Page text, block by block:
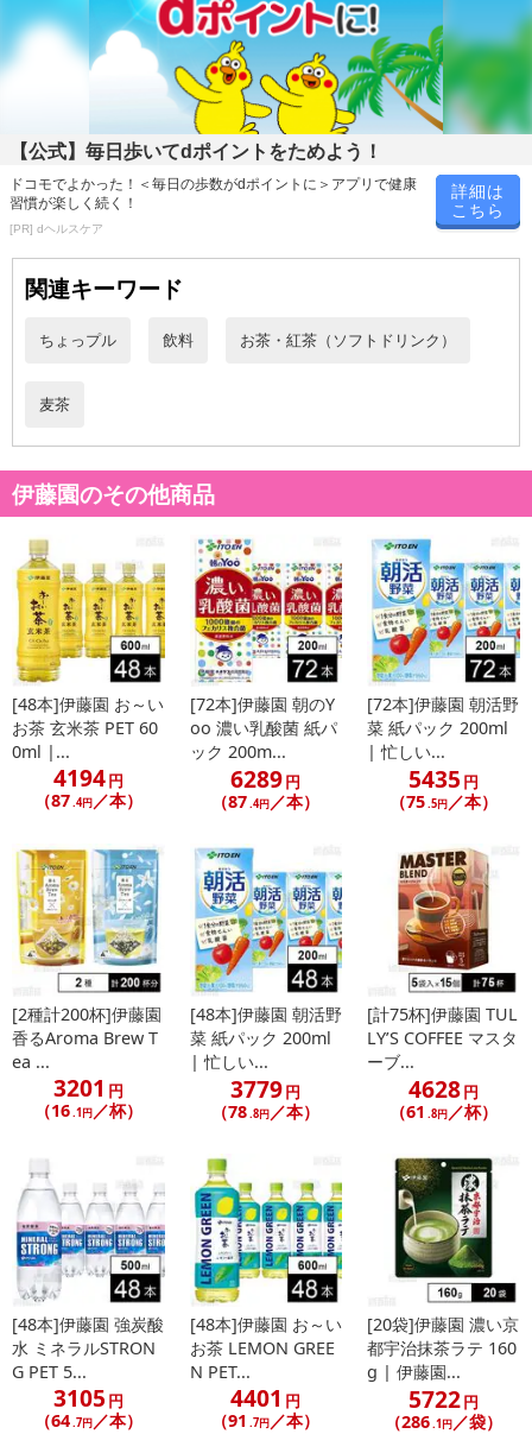
【公式】毎日歩いてdポイントをためよう！
ドコモでよかった！＜毎日の歩数がdポイントに＞アプリで健康
習慣が楽しく続く！
[PR] dヘルスケア
詳細は
こちら
関連キーワード
ちょっプル 飲料 お茶・紅茶（ソフトドリンク）
麦茶
伊藤園のその他商品
[48本]伊藤園 お～い
お茶 玄米茶 PET 60
0ml |...
4194円
（87.4円／本）
[72本]伊藤園 朝のY
oo 濃い乳酸菌 紙パ
ック 200m...
6289円
（87.4円／本）
[72本]伊藤園 朝活野
菜 紙パック 200ml
| 忙しい...
5435 円
（75.5円／本）
[2種計200杯]伊藤園
香るAroma Brew T
ea ...
3201 円
（16.1円／杯）
[48本]伊藤園 朝活野
菜 紙パック 200ml
| 忙しい...
3779円
（78.8円／本）
[計75杯]伊藤園 TUL
LY’S COFFEE マスタ
ーブ...
4628円
（61 .8円／杯）
[48本]伊藤園 強炭酸
水 ミネラルSTRON
G PET 5...
3105 円
（64 .7円／本）
[48本]伊藤園 お～い
お茶 LEMON GREE
N PET...
4401 円
（91 .7円 ／本）
[20袋]伊藤園 濃い京
都宇治抹茶ラテ 160
g | 伊藤園...
5722円
（286 .1円 ／袋）